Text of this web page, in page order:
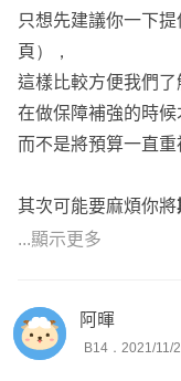
建議還是重大傷病為
全球的缺點大概在
定期險老年都是可
XHB覺得保費高，
定期險主要是年輕
這時候雖然發生機
不一定需要這麼高額
只想先建議你一下
頁），
這樣比較方便我們了
在做保障補強的時候
而不是將預算一直重
其次可能要麻煩你將
或是還有其他的需求
建議。
...顯示更多
阿暉
B14．2021/11/